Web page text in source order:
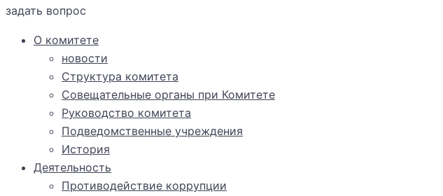
задать вопрос
О комитете
новости
Структура комитета
Совещательные органы при Комитете
Руководство комитета
Подведомственные учреждения
История
Деятельность
Противодействие коррупции